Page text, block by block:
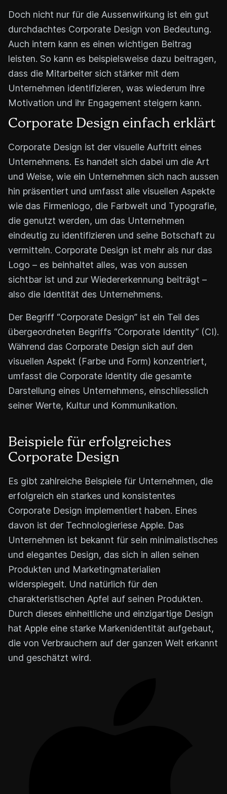
Doch nicht nur für die Aussenwirkung ist ein gut
durchdachtes Corporate Design von Bedeutung.
Auch intern kann es einen wichtigen Beitrag
leisten. So kann es beispielsweise dazu beitragen,
dass die Mitarbeiter sich stärker mit dem
Unternehmen identifizieren, was wiederum ihre
Motivation und ihr Engagement steigern kann.
Corporate Design einfach erklärt
Corporate Design ist der visuelle Auftritt eines
Unternehmens. Es handelt sich dabei um die Art
und Weise, wie ein Unternehmen sich nach aussen
hin präsentiert und umfasst alle visuellen Aspekte
wie das Firmenlogo, die Farbwelt und Typografie,
die genutzt werden, um das Unternehmen
eindeutig zu identifizieren und seine Botschaft zu
vermitteln. Corporate Design ist mehr als nur das
Logo – es beinhaltet alles, was von aussen
sichtbar ist und zur Wiedererkennung beiträgt –
also die Identität des Unternehmens.
Der Begriff “Corporate Design” ist ein Teil des
übergeordneten Begriffs “Corporate Identity” (CI).
Während das Corporate Design sich auf den
visuellen Aspekt (Farbe und Form) konzentriert,
umfasst die Corporate Identity die gesamte
Darstellung eines Unternehmens, einschliesslich
seiner Werte, Kultur und Kommunikation.
Beispiele für erfolgreiches
Corporate Design
Es gibt zahlreiche Beispiele für Unternehmen, die
erfolgreich ein starkes und konsistentes
Corporate Design implementiert haben. Eines
davon ist der Technologieriese Apple. Das
Unternehmen ist bekannt für sein minimalistisches
und elegantes Design, das sich in allen seinen
Produkten und Marketingmaterialien
widerspiegelt. Und natürlich für den
charakteristischen Apfel auf seinen Produkten.
Durch dieses einheitliche und einzigartige Design
hat Apple eine starke Markenidentität aufgebaut,
die von Verbrauchern auf der ganzen Welt erkannt
und geschätzt wird.